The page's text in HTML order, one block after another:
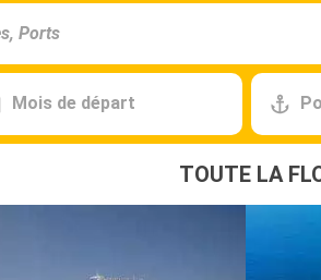
Mois de départ
TOUTE LA